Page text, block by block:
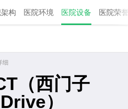
构 医院环境 医院设备 医院荣
细
（西门子
）